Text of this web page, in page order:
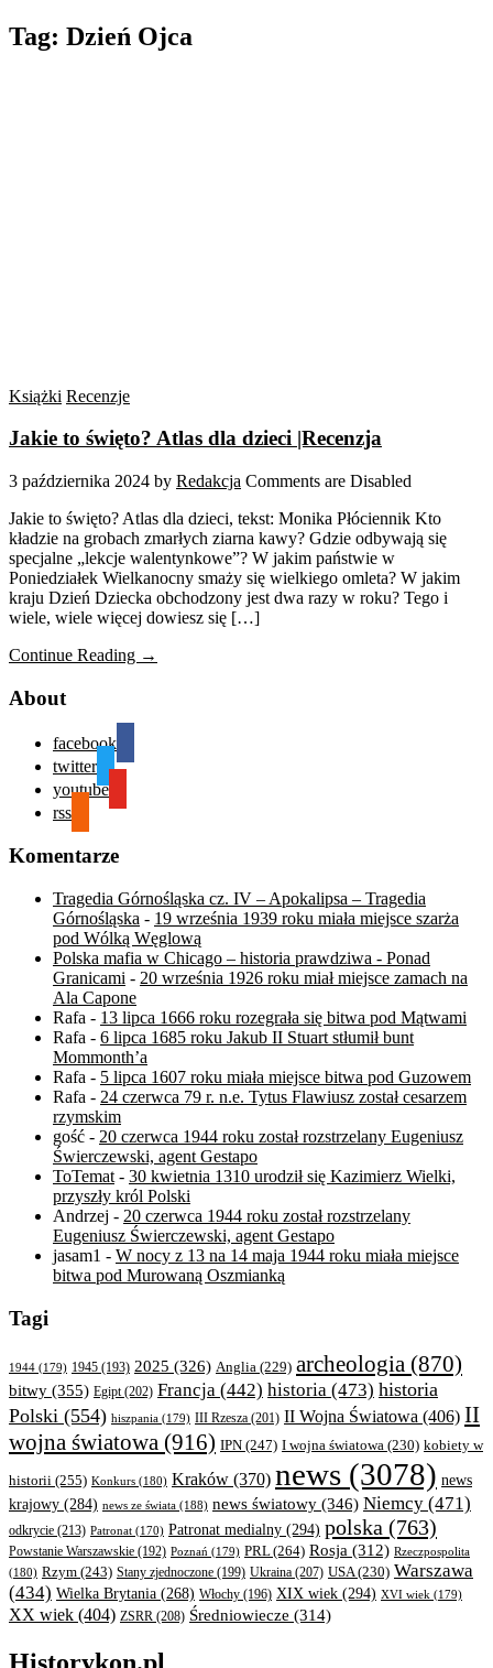
Tag: Dzień Ojca
Książki Recenzje
Jakie to święto? Atlas dla dzieci |Recenzja
3 października 2024 by Redakcja Comments are Disabled
Jakie to święto? Atlas dla dzieci, tekst: Monika Płóciennik Kto
kładzie na grobach zmarłych ziarna kawy? Gdzie odbywają się
specjalne „lekcje walentynkowe”? W jakim państwie w
Poniedziałek Wielkanocny smaży się wielkiego omleta? W jakim
kraju Dzień Dziecka obchodzony jest dwa razy w roku? Tego i
wiele, wiele więcej dowiesz się […]
Continue Reading →
About
facebook
twitter
youtube
rss
Komentarze
Tragedia Górnośląska cz. IV – Apokalipsa – Tragedia
Górnośląska - 19 września 1939 roku miała miejsce szarża
pod Wólką Węglową
Polska mafia w Chicago – historia prawdziwa - Ponad
Granicami - 20 września 1926 roku miał miejsce zamach na
Ala Capone
Rafa - 13 lipca 1666 roku rozegrała się bitwa pod Mątwami
Rafa - 6 lipca 1685 roku Jakub II Stuart stłumił bunt
Mommonth’a
Rafa - 5 lipca 1607 roku miała miejsce bitwa pod Guzowem
Rafa - 24 czerwca 79 r. n.e. Tytus Flawiusz został cesarzem
rzymskim
gość - 20 czerwca 1944 roku został rozstrzelany Eugeniusz
Świerczewski, agent Gestapo
ToTemat - 30 kwietnia 1310 urodził się Kazimierz Wielki,
przyszły król Polski
Andrzej - 20 czerwca 1944 roku został rozstrzelany
Eugeniusz Świerczewski, agent Gestapo
jasam1 - W nocy z 13 na 14 maja 1944 roku miała miejsce
bitwa pod Murowaną Oszmianką
Tagi
1944 (179) 1945 (193) 2025 (326) Anglia (229) archeologia (870)
bitwy (355) Egipt(202) Francja (442) historia (473) historia
Polski (554) hiszpania (179) III Rzesza (201) II Wojna Światowa (406) II
wojna światowa (916) IPN (247) I wojna światowa (230) kobiety w
historii (255) Konkurs (180) Kraków (370) news (3078) news
krajowy (284) news ze świata (188) news światowy (346) Niemcy (471)
odkrycie (213) Patronat (170) Patronat medialny (294) polska (763)
Powstanie Warszawskie (192) Poznań (179) PRL(264) Rosja (312) Rzeczpospolita
(180) Rzym (243) Stany zjednoczone (199) Ukraina (207) USA(230) Warszawa
(434) Wielka Brytania (268) Włochy (196) XIX wiek (294) XVI wiek (179)
XX wiek (404) ZSRR (208) Średniowiecze (314)